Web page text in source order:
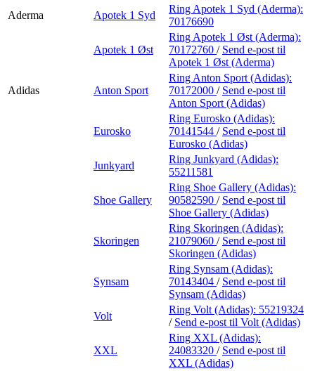
Aderma
Apotek 1 Syd
Ring Apotek 1 Syd (Aderma):
70176690
Apotek 1 Øst
Ring Apotek 1 Øst (Aderma):
70172760 / Send e-post til
Apotek 1 Øst (Aderma)
Adidas Anton Sport
Ring Anton Sport (Adidas):
70172000 / Send e-post til
Anton Sport (Adidas)
Eurosko
Ring Eurosko (Adidas):
70141544 / Send e-post til
Eurosko (Adidas)
Junkyard
Ring Junkyard (Adidas):
55211581
Shoe Gallery
Ring Shoe Gallery (Adidas):
90582590 / Send e-post til
Shoe Gallery (Adidas)
Skoringen
Ring Skoringen (Adidas):
21079060 / Send e-post til
Skoringen (Adidas)
Synsam
Ring Synsam (Adidas):
70143404 / Send e-post til
Synsam (Adidas)
Volt
Ring Volt (Adidas): 55219324
/ Send e-post til Volt (Adidas)
XXL
Ring XXL (Adidas):
24083320 / Send e-post til
XXL (Adidas)